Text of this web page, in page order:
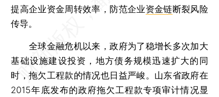
提高企业资金周转效率，防范企业资金链断裂风险
传导。
全球金融危机以来，政府为了稳增长多次加大
基础设施建设投资，地方债务规模迅速扩大的同
时，拖欠工程款的情况也日益严峻。山东省政府在
2015年底发布的政府拖欠工程款专项审计情况显